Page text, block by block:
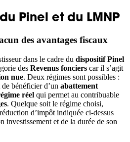
Pinel et du LMNP
des avantages fiscaux
dans le cadre du dispositif Pinel
des Revenus fonciers car il s’agit
nue. Deux régimes sont possibles :
bénéficier d’un abattement
réel qui permet au contribuable
. Quelque soit le régime choisi,
d’impôt indiquée ci-dessus
investissement et de la durée de son